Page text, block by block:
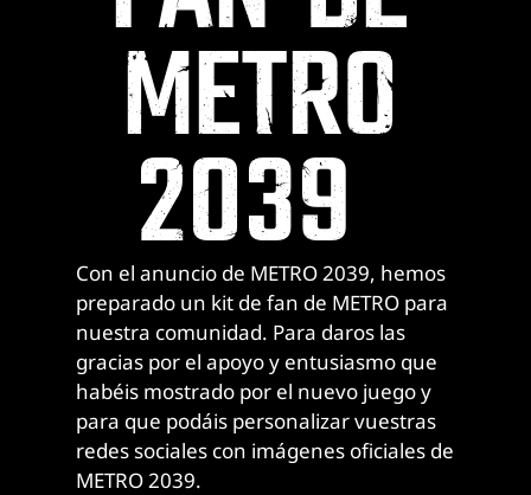
METRO
2039
Con el anuncio de METRO 2039, hemos
preparado un kit de fan de METRO para
nuestra comunidad. Para daros las
gracias por el apoyo y entusiasmo que
habéis mostrado por el nuevo juego y
para que podáis personalizar vuestras
redes sociales con imágenes oficiales de
METRO 2039.